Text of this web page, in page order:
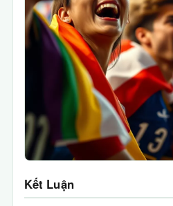
Kết Luận